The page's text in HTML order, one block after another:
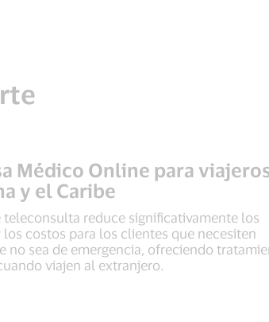
Médico Online para
y el Caribe
teleconsulta reduce significativamente los
costos para los clientes que necesiten
no sea de emergencia, ofreciendo
viajen al extranjero.